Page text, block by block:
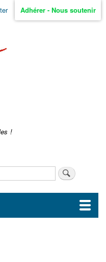
Adhérer - Nous soutenir
!